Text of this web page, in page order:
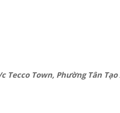
Tecco Town, Phường Tân Tạo